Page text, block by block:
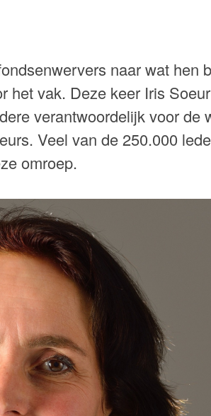
naar wat hen
het vak. Deze keer Iris
verantwoordelijk voor de
Veel van de 250.000
omroep.